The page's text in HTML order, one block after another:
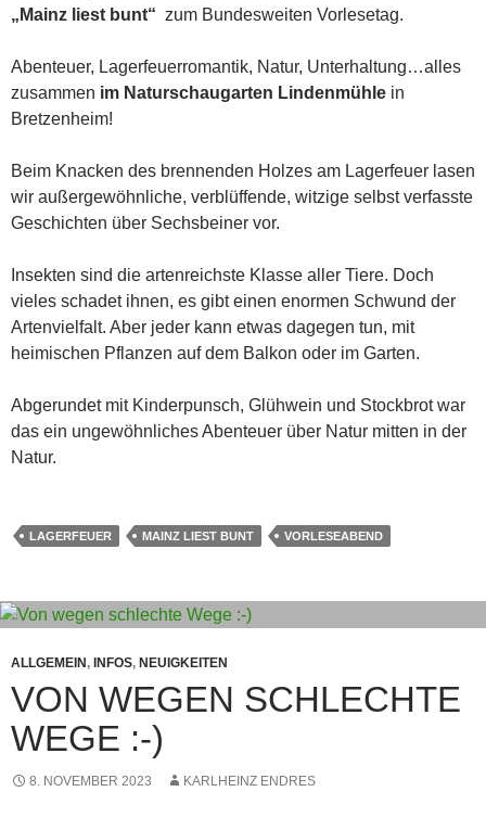
„Mainz liest bunt“ zum Bundesweiten Vorlesetag.
Abenteuer, Lagerfeuerromantik, Natur, Unterhaltung…alles
zusammen im Naturschaugarten Lindenmühle in
Bretzenheim!
Beim Knacken des brennenden Holzes am Lagerfeuer lasen
wir außergewöhnliche, verblüffende, witzige selbst verfasste
Geschichten über Sechsbeiner vor.
Insekten sind die artenreichste Klasse aller Tiere. Doch
vieles schadet ihnen, es gibt einen enormen Schwund der
Artenvielfalt. Aber jeder kann etwas dagegen tun, mit
heimischen Pflanzen auf dem Balkon oder im Garten.
Abgerundet mit Kinderpunsch, Glühwein und Stockbrot war
das ein ungewöhnliches Abenteuer über Natur mitten in der
Natur.
LAGERFEUER MAINZ LIEST BUNT VORLESEABEND
ALLGEMEIN , INFOS, NEUIGKEITEN
VON WEGEN SCHLECHTE
WEGE :-)
8. NOVEMBER 2023 KARLHEINZ ENDRES